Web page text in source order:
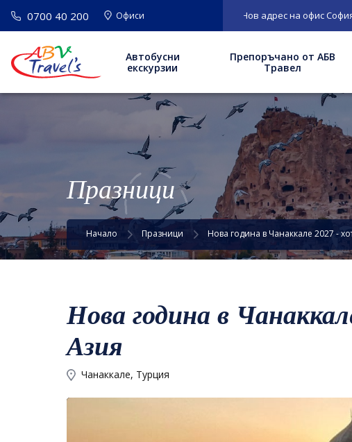
0700 40 200 ОфисиВАЖНО : Нов адрес на офис София: бул.
Автобусни
екскурзии
Препоръчано от АБВ
Травел
Празници
Начало Празници Нова година в Чанаккале 2027 -
Нова година в
Азия
Чанаккале, Турция